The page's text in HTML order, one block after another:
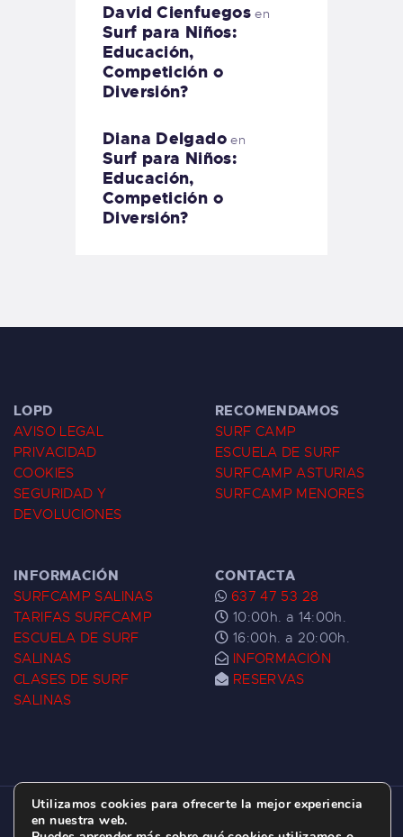
David Cienfuegos en
Surf para Niños:
Educación,
Competición o
Diversión?
Diana Delgadoen
Surf para Niños:
Educación,
Competición o
Diversión?
LOPD
AVISO LEGAL
PRIVACIDAD
COOKIES
SEGURIDAD Y
DEVOLUCIONES
RECOMENDAMOS
SURF CAMP
ESCUELA DE SURF
SURFCAMP ASTURIAS
SURFCAMP MENORES
INFORMACIÓN
SURFCAMP SALINAS
TARIFAS SURFCAMP
ESCUELA DE SURF
SALINAS
CLASES DE SURF
SALINAS
CONTACTA
637 47 53 28
10:00h. a 14:00h.
16:00h. a 20:00h.
INFORMACIÓN
RESERVAS
ESCUELA DE SURF LAS DUNAS ©
2026.
Utilizamos cookies para ofrecerte la mejor experiencia
en nuestra web.